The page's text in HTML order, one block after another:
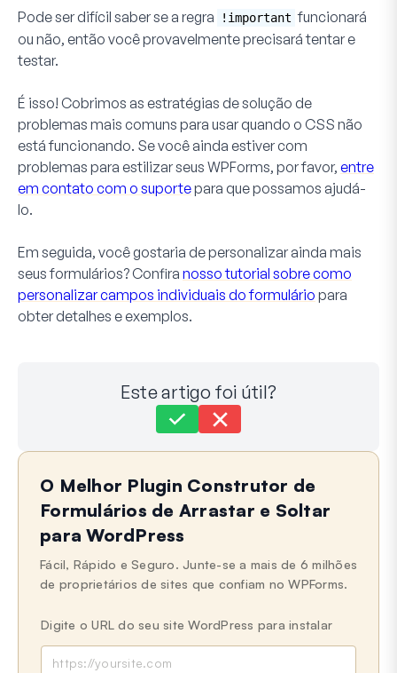
Pode ser difícil saber se a regra !important funcionará
ou não, então você provavelmente precisará tentar e
testar.
É isso! Cobrimos as estratégias de solução de
problemas mais comuns para usar quando o CSS não
está funcionando. Se você ainda estiver com
problemas para estilizar seus WPForms, por favor, entre
em contato com o suportepara que possamos ajudá-
lo.
Em seguida, você gostaria de personalizar ainda mais
seus formulários? Confira nosso tutorial sobre como
personalizar campos individuais do formulário para
obter detalhes e exemplos.
Este artigo foi útil?
Ainda com dificuldades?
Última atualização em 21 de maio de 2024
O Melhor Plugin Construtor de
Formulários de Arrastar e Soltar
para WordPress
Fácil, Rápido e Seguro. Junte-se a mais de 6 milhões
de proprietários de sites que confiam no WPForms.
Digite o URL do seu site WordPress para instalar